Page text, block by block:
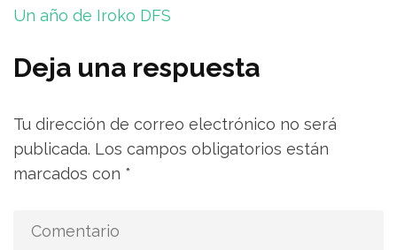
Navegación
entradas
Un año de Iroko DFS
Deja una respuesta
Tu dirección de correo electrónico no será
publicada. Los campos obligatorios están
marcados con *